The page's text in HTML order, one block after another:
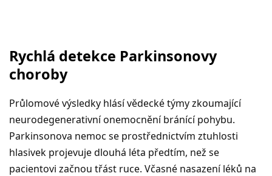
Rychlá detekce Parkinsonovy
choroby
Průlomové výsledky hlásí vědecké týmy zkoumající
neurodegenerativní onemocnění bránící pohybu.
Parkinsonova nemoc se prostřednictvím ztuhlosti
hlasivek projevuje dlouhá léta předtím, než se
pacientovi začnou třást ruce. Včasné nasazení léků na